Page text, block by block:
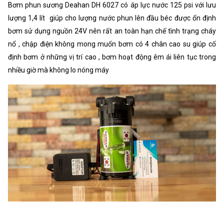
Bơm phun sương Deahan DH 6027 có áp lực nước 125 psi với lưu
lượng 1,4 lít giúp cho lượng nước phun lên đầu béc được ổn định
bơm sử dụng nguồn 24V nên rất an toàn hạn chế tình trạng cháy
nổ , chập điện không mong muốn bơm có 4 chân cao su giúp cố
định bơm ở những vị trí cao , bơm hoạt động êm ái liên tục trong
nhiều giờ mà không lo nóng máy